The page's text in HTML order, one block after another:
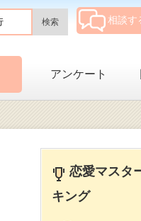
相談す
アンケート
恋愛マスタ
キング